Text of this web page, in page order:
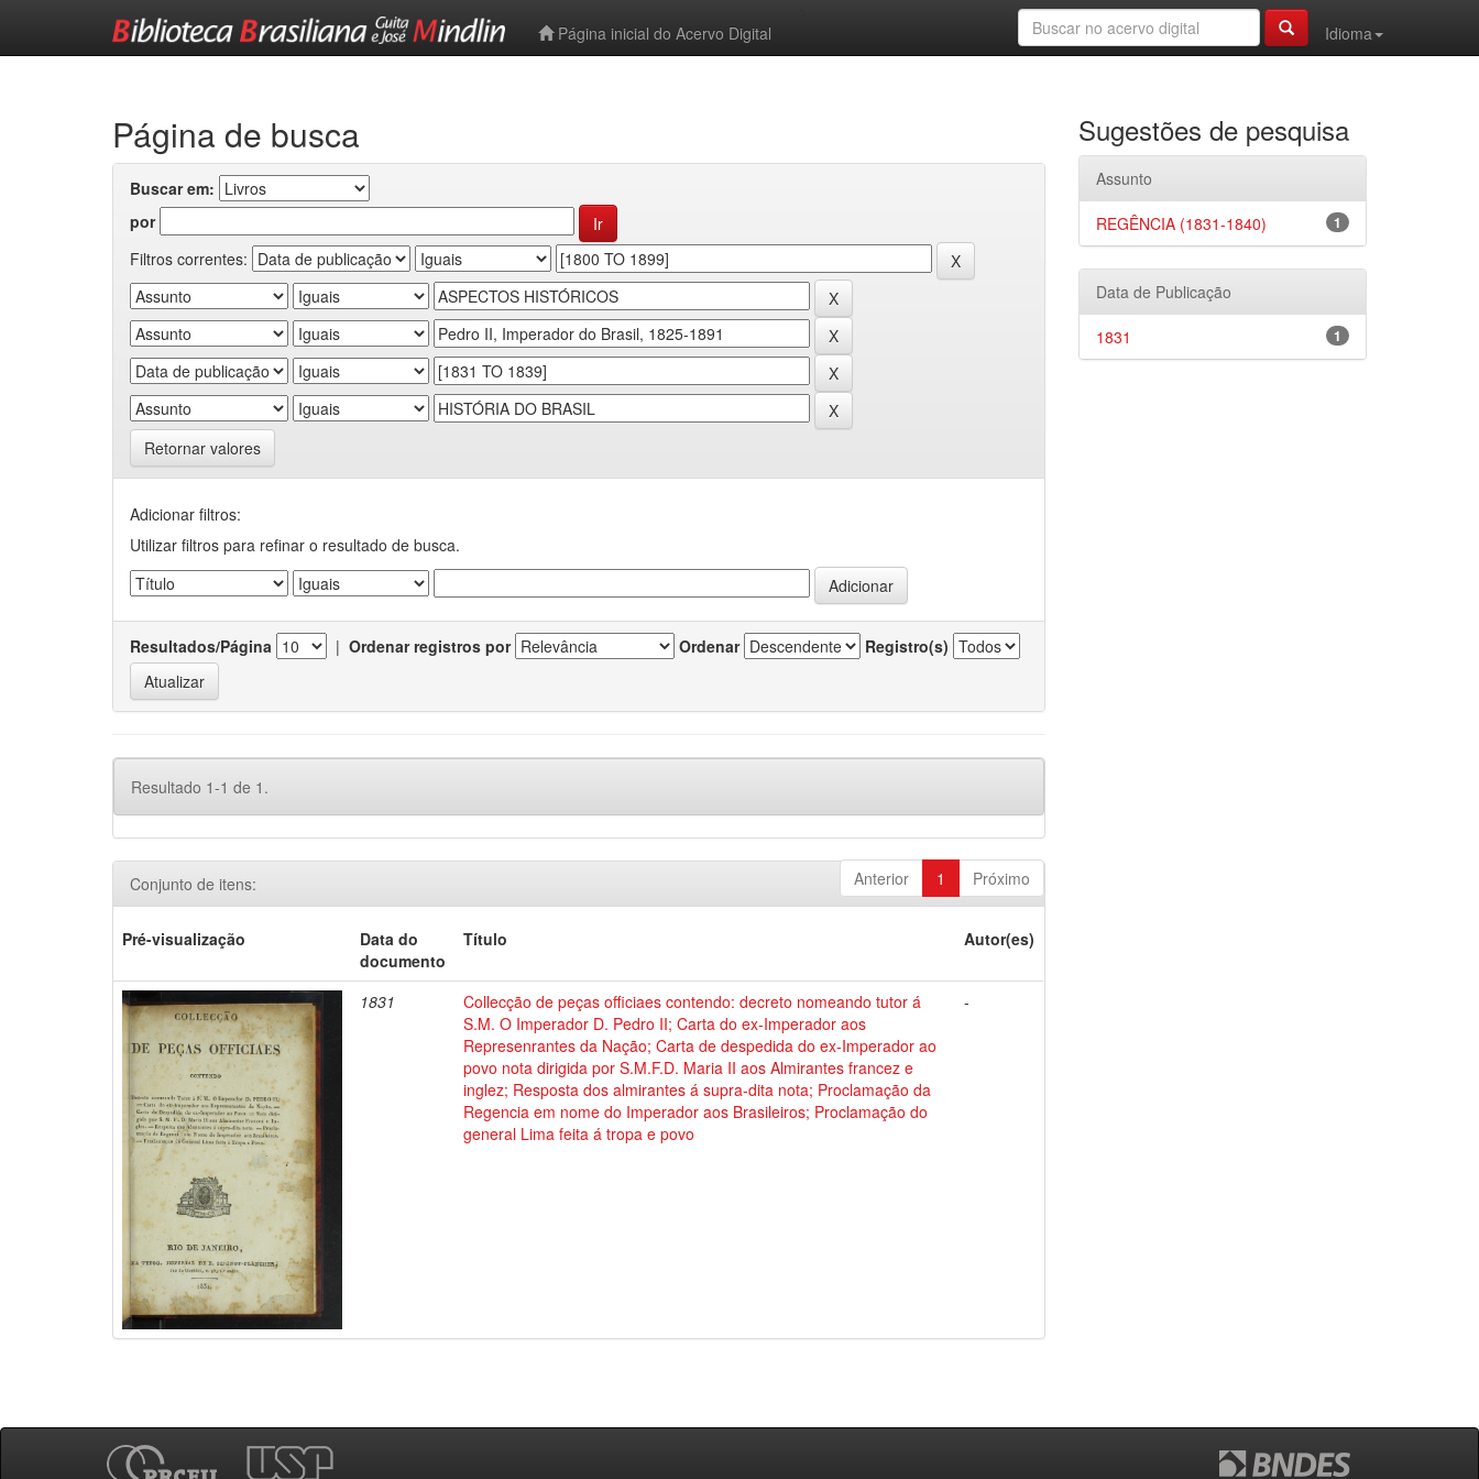
Página inicial do Acervo Digital
Idioma
Página de busca
Buscar em:
por
Filtros correntes:
Retornar valores
Adicionar filtros:
Utilizar filtros para refinar o resultado de busca.
Resultados/Página | Ordenar registros por Ordenar Registro(s)
Resultado 1-1 de 1.
Anterior 1 Próximo
Conjunto de itens:
Pré-visualização
Data do
documento
Título Autor(es)
1831
Collecção de peças officiaes contendo: decreto nomeando tutor á
S.M. O Imperador D. Pedro II; Carta do ex-Imperador aos
Represenrantes da Nação; Carta de despedida do ex-Imperador ao
povo nota dirigida por S.M.F.D. Maria II aos Almirantes francez e
inglez; Resposta dos almirantes á supra-dita nota; Proclamação da
Regencia em nome do Imperador aos Brasileiros; Proclamação do
general Lima feita á tropa e povo
-
Sugestões de pesquisa
Assunto
1
REGÊNCIA (1831-1840)
Data de Publicação
1
1831